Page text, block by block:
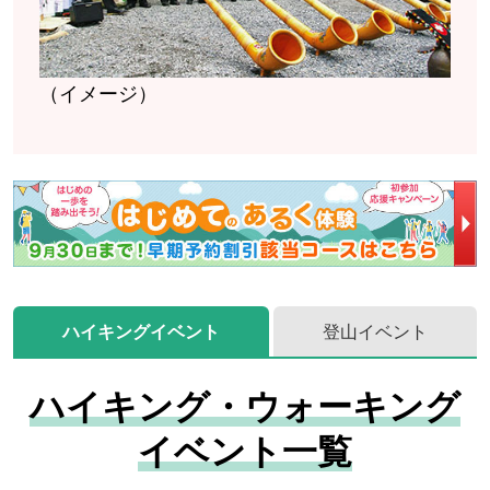
（イメージ）
ハイキングイベント 登山イベント
ハイキング・ウォーキング
イベント一覧